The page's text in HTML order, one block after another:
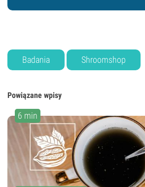
Badania Shroomshop
Powiązane wpisy
6 min